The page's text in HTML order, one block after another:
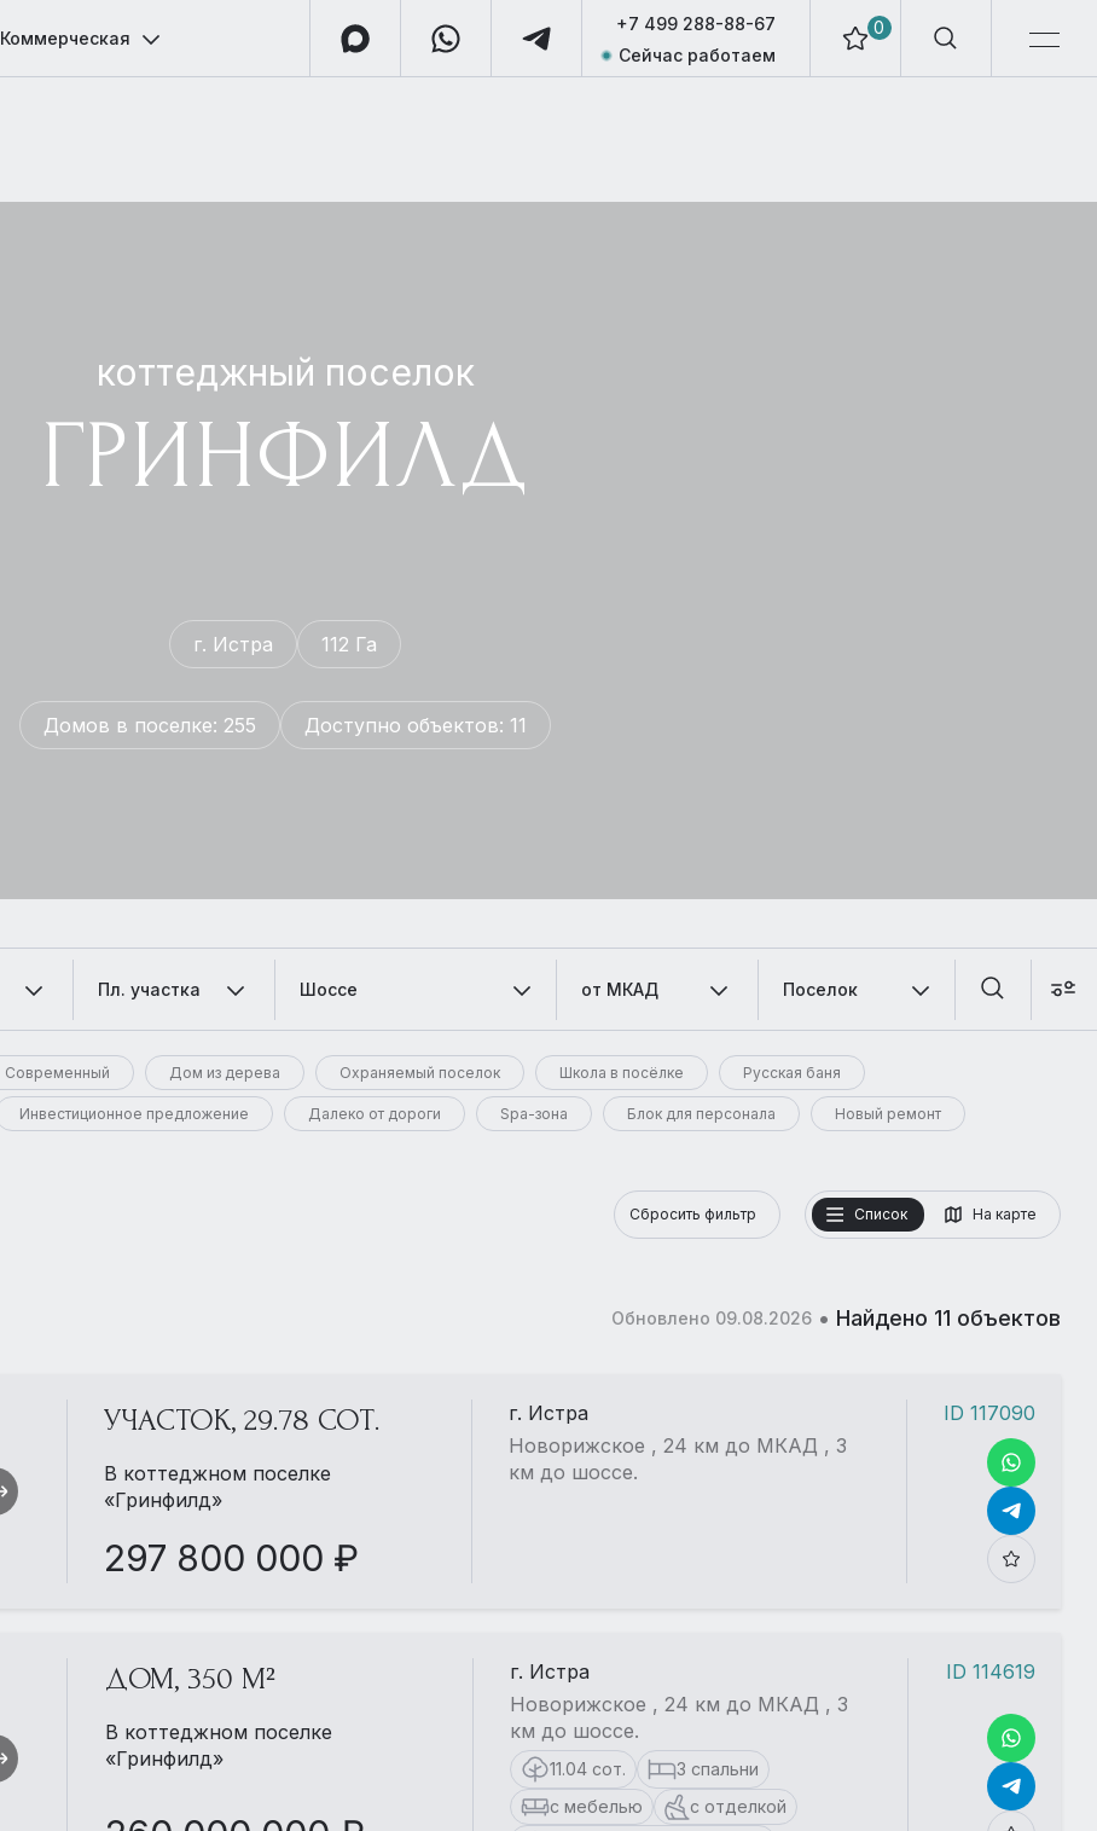
0
+7 499 288-88-67
Сейчас работаем
Коммерческая
коттеджный поселок
ГРИНФИЛД
г. Истра 112 Га
Домов в поселке: 255 Доступно объектов: 11
Пл. участка Шоссе от МКАД Поселок
Современный Дом из дерева Охраняемый поселок Школа в посёлке Русская баня
Инвестиционное предложение Далеко от дороги Spa-зона Блок для персонала Новый ремонт
Список На карте
Сбросить фильтр
Обновлено 09.08.2026 • Найдено 11 объектов
УЧАСТОК, 29.78 СОТ.
В коттеджном поселке
«Гринфилд»
297 800 000 ₽
г. Истра
Новорижское , 24 км до МКАД , 3
км до шоссе.
ID 117090
ДОМ, 350 М²
В коттеджном поселке
«Гринфилд»
г. Истра
Новорижское , 24 км до МКАД , 3
км до шоссе.
11.04 сот.
3 спальни
с мебелью
с отделкой
ID 114619